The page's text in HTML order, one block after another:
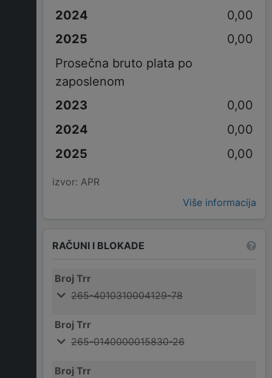
0,00
0,00
Prosečna bruto plata po
zaposlenom
0,00
0,00
0,00
izvor: APR
Više informacija
RAČUNI I BLOKADE
Broj Trr
265-4010310004129-78
Broj Trr
265-0140000015830-26
Broj Trr